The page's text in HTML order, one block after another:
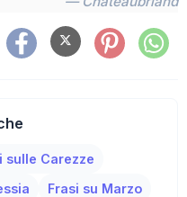
sulle Carezze
Frasi su Marzo